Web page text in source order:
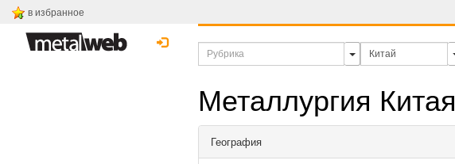
в избранное
Металлургия Китая
География